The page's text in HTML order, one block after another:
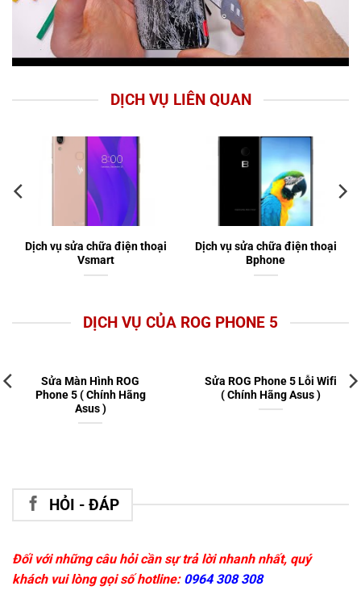
DỊCH VỤ LIÊN QUAN
Dịch vụ sửa chữa điện thoại
Vsmart
Dịch vụ sửa chữa điện thoại
Bphone
DỊCH VỤ CỦA ROG PHONE 5
Sửa Màn Hình ROG
Phone 5 ( Chính Hãng
Asus )
Sửa ROG Phone 5 Lỗi Wifi
( Chính Hãng Asus )
HỎI - ĐÁP
Đối với những câu hỏi cần sự trả lời nhanh nhất, quý
khách vui lòng gọi số hotline: 0964 308 308